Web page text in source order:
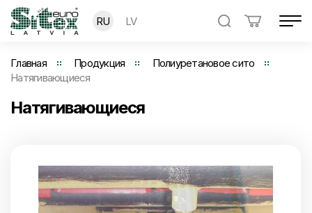
RU LV
Главная Продукция
Полиуретановое сито
Натягивающиеся
Натягивающиеся